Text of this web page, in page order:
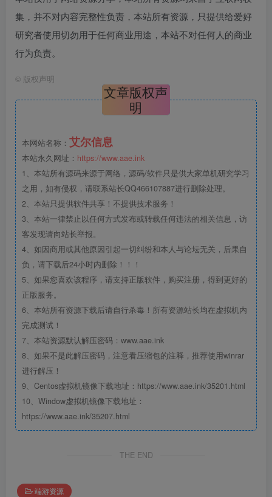
集，并不对内容完整性负责，本站所有资源，只提供给爱好
研究者使用切勿用于任何商业用途，本站不对任何人的商业
行为负责。
© 版权声明
文章版权声
明
本网站名称： 艾尔信息
本站永久网址： https://www.aae.ink
1、本站所有源码来源于网络，源码/软件只是供大家单机研究学习
之用，如有侵权，请联系站长QQ466107887进行删除处理。
2、本站只提供软件共享！不提供技术服务！
3、本站一律禁止以任何方式发布或转载任何违法的相关信息，访
客发现请向站长举报。
4、如因商用或其他原因引起一切纠纷和本人与论坛无关，后果自
负，请下载后24小时内删除！！！
5、如果您喜欢该程序，请支持正版软件，购买注册，得到更好的
正版服务。
6、本站所有资源下载后请自行杀毒！所有资源站长均在虚拟机内
完成测试！
7、本站资源默认解压密码：www.aae.ink
8、如果不是此解压密码，注意看压缩包的注释，推荐使用winrar
进行解压！
9、Centos虚拟机镜像下载地址：https://www.aae.ink/35201.html
10、Window虚拟机镜像下载地址：
https://www.aae.ink/35207.html
THE END
端游资源